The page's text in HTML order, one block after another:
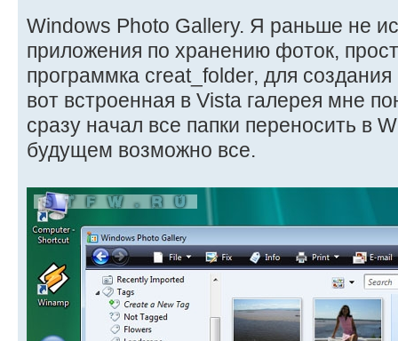
Windows Photo Gallery. Я раньше не
приложения по хранению фоток,
программка creat_folder, для
вот встроенная в Vista галерея мне
сразу начал все папки переносить в
будущем возможно все.